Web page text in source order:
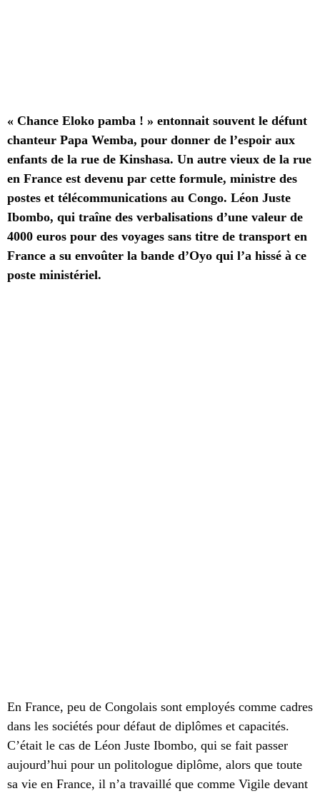
« Chance Eloko pamba ! » entonnait souvent le défunt
chanteur Papa Wemba, pour donner de l’espoir aux
enfants de la rue de Kinshasa. Un autre vieux de la rue
en France est devenu par cette formule, ministre des
postes et télécommunications au Congo. Léon Juste
Ibombo, qui traîne des verbalisations d’une valeur de
4000 euros pour des voyages sans titre de transport en
France a su envoûter la bande d’Oyo qui l’a hissé à ce
poste ministériel.
En France, peu de Congolais sont employés comme cadres
dans les sociétés pour défaut de diplômes et capacités.
C’était le cas de Léon Juste Ibombo, qui se fait passer
aujourd’hui pour un politologue diplôme, alors que toute
sa vie en France, il n’a travaillé que comme Vigile devant